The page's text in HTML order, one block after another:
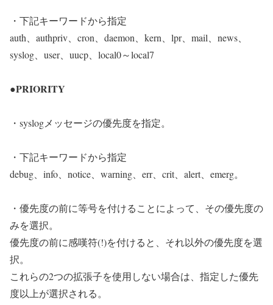
・下記キーワードから指定
auth、authpriv、cron、daemon、kern、lpr、mail、news、
syslog、user、uucp、local0～local7
●PRIORITY
・syslogメッセージの優先度を指定。
・下記キーワードから指定
debug、info、notice、warning、err、crit、alert、emerg。
・優先度の前に等号を付けることによって、その優先度の
みを選択。
優先度の前に感嘆符(!)を付けると、それ以外の優先度を選
択。
これらの2つの拡張子を使用しない場合は、指定した優先
度以上が選択される。